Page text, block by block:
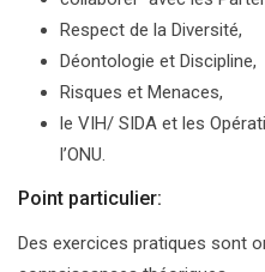
Respect de la Diversité,
Déontologie et Discipline,
Risques et Menaces,
le VIH/ SIDA et les
l’ONU.
Point particulier:
Des exercices pratiques sont